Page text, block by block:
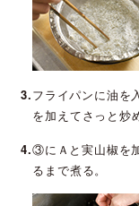
3.フライパンに油
を加えてさっと炒
4.③にＡと実山椒を
るまで煮る。